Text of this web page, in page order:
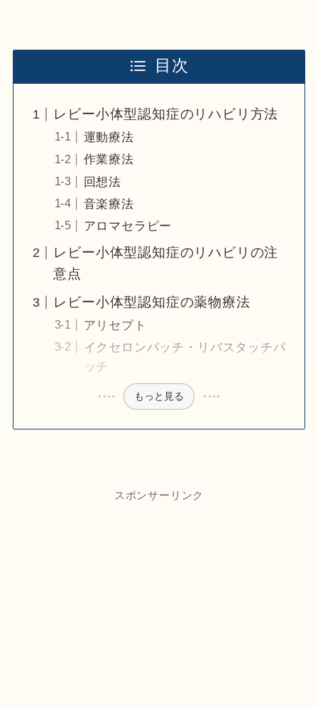
目次
レビー小体型認知症のリハビリ方法
運動療法
作業療法
回想法
音楽療法
アロマセラピー
レビー小体型認知症のリハビリの注
意点
レビー小体型認知症の薬物療法
アリセプト
イクセロンパッチ・リバスタッチパ
ッチ
もっと見る
スポンサーリンク